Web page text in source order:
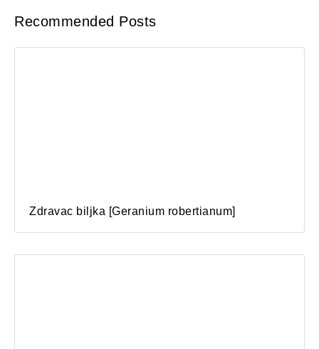
Recommended Posts
Zdravac biljka [Geranium robertianum]